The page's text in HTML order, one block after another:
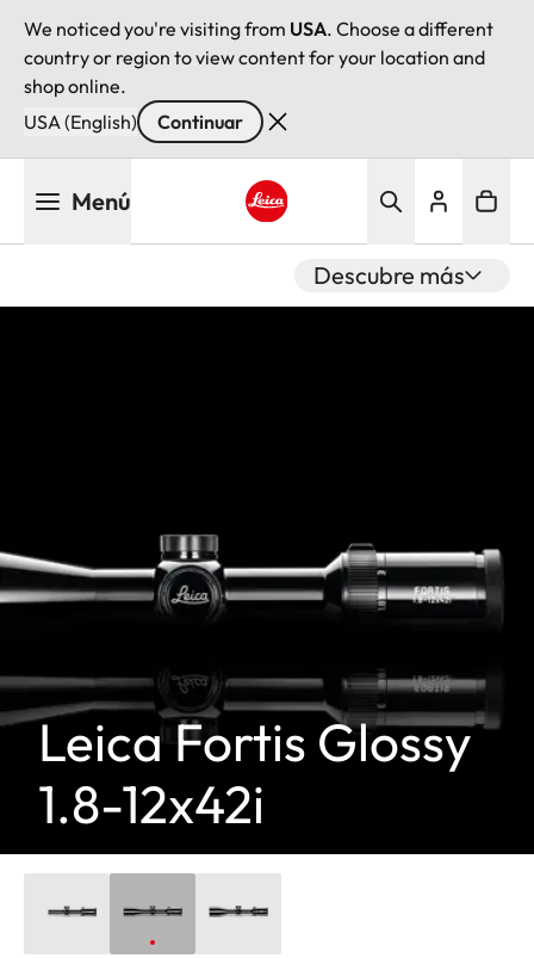
We noticed you're visiting from USA. Choose a different
country or region to view content for your location and
shop online.
USA (English)
Continuar
Menú
Descubre más
Leica Fortis Glossy
1.8-12x42i